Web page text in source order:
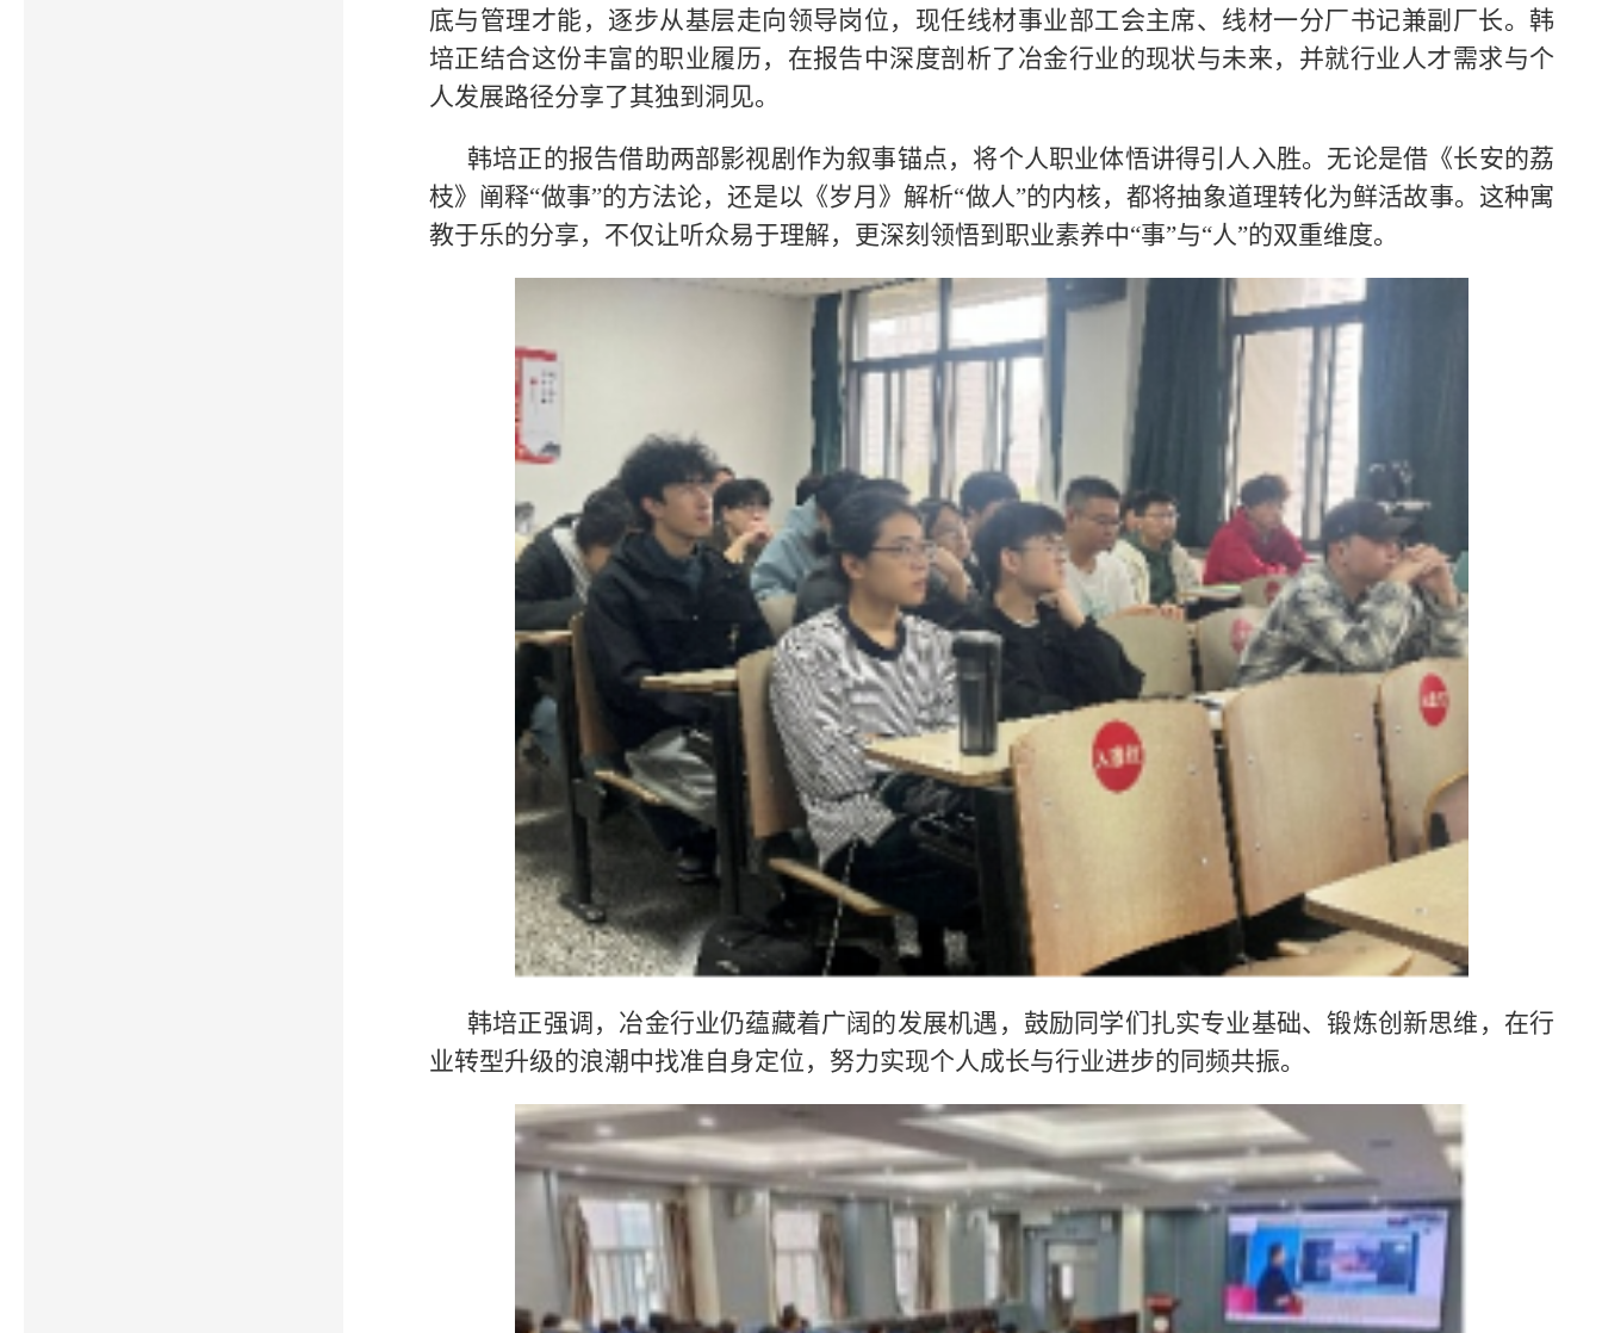
底与管理才能，逐步从基层走向领导岗位，现任线材事业部工会主席、线材一分厂书记兼副厂长。韩
培正结合这份丰富的职业履历，在报告中深度剖析了冶金行业的现状与未来，并就行业人才需求与个
人发展路径分享了其独到洞见。
韩培正的报告借助两部影视剧作为叙事锚点，将个人职业体悟讲得引人入胜。无论是借《长安的荔
枝》阐释“做事”的方法论，还是以《岁月》解析“做人”的内核，都将抽象道理转化为鲜活故事。这种寓
教于乐的分享，不仅让听众易于理解，更深刻领悟到职业素养中“事”与“人”的双重维度。
韩培正强调，冶金行业仍蕴藏着广阔的发展机遇，鼓励同学们扎实专业基础、锻炼创新思维，在行
业转型升级的浪潮中找准自身定位，努力实现个人成长与行业进步的同频共振。